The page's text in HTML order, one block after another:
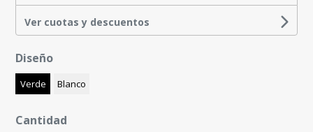
Ver cuotas y descuentos
Diseño
Verde Blanco
Cantidad